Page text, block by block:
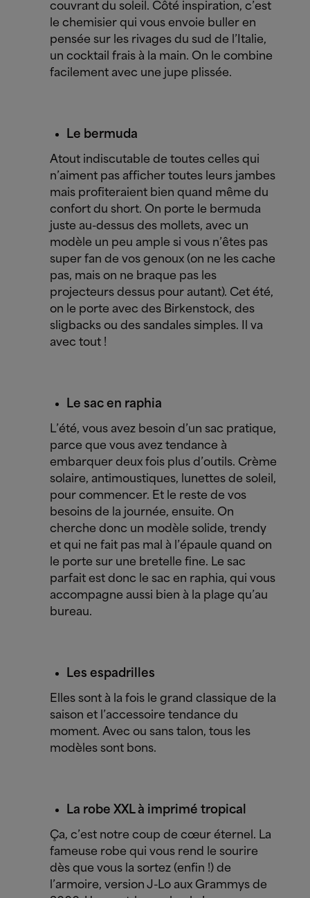
couvrant du soleil. Côté inspiration, c’est
le chemisier qui vous envoie buller en
pensée sur les rivages du sud de l’Italie,
un cocktail frais à la main. On le combine
facilement avec une jupe plissée.
Le bermuda
Atout indiscutable de toutes celles qui
n’aiment pas afficher toutes leurs jambes
mais profiteraient bien quand même du
confort du short. On porte le bermuda
juste au-dessus des mollets, avec un
modèle un peu ample si vous n’êtes pas
super fan de vos genoux (on ne les cache
pas, mais on ne braque pas les
projecteurs dessus pour autant). Cet été,
on le porte avec des Birkenstock, des
sligbacks ou des sandales simples. Il va
avec tout !
Le sac en raphia
L’été, vous avez besoin d’un sac pratique,
parce que vous avez tendance à
embarquer deux fois plus d’outils. Crème
solaire, antimoustiques, lunettes de soleil,
pour commencer. Et le reste de vos
besoins de la journée, ensuite. On
cherche donc un modèle solide, trendy
et qui ne fait pas mal à l’épaule quand on
le porte sur une bretelle fine. Le sac
parfait est donc le sac en raphia, qui vous
accompagne aussi bien à la plage qu’au
bureau.
Les espadrilles
Elles sont à la fois le grand classique de la
saison et l’accessoire tendance du
moment. Avec ou sans talon, tous les
modèles sont bons.
La robe XXL à imprimé tropical
Ça, c’est notre coup de cœur éternel. La
fameuse robe qui vous rend le sourire
dès que vous la sortez (enfin !) de
l’armoire, version J-Lo aux Grammys de